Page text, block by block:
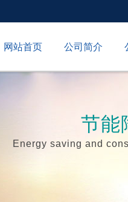
网站首页 公司简介
节能
Energy saving and